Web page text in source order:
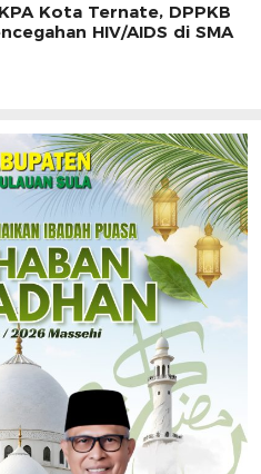
Kota Ternate, DPPKB
HIV/AIDS di SMA